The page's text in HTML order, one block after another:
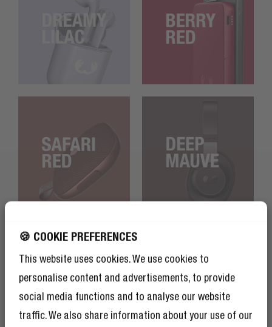
🍪 COOKIE PREFERENCES
This website uses cookies. We use cookies to
personalise content and advertisements, to provide
social media functions and to analyse our website
traffic. We also share information about your use of our
OTTIENI IL 10% DI
SCONTO SUL TUO
PROSSIMO ORDINE!
E come se il 10% di sconto non bastasse,
diventare un membro del Rebel Club
significa godere anche di tantissimi altri